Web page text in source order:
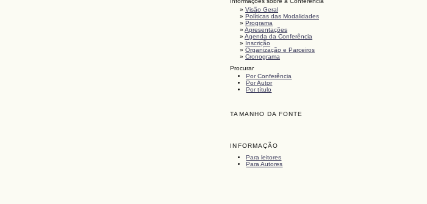
»Visão Geral
»Políticas das Modalidades
»Programa
»Apresentações
»Agenda da Conferência
» Inscrição
»Organização e Parceiros
»Cronograma
Procurar
Por Conferência
Por Autor
Por título
TAMANHO DA FONTE
INFORMAÇÃO
Para leitores
Para Autores